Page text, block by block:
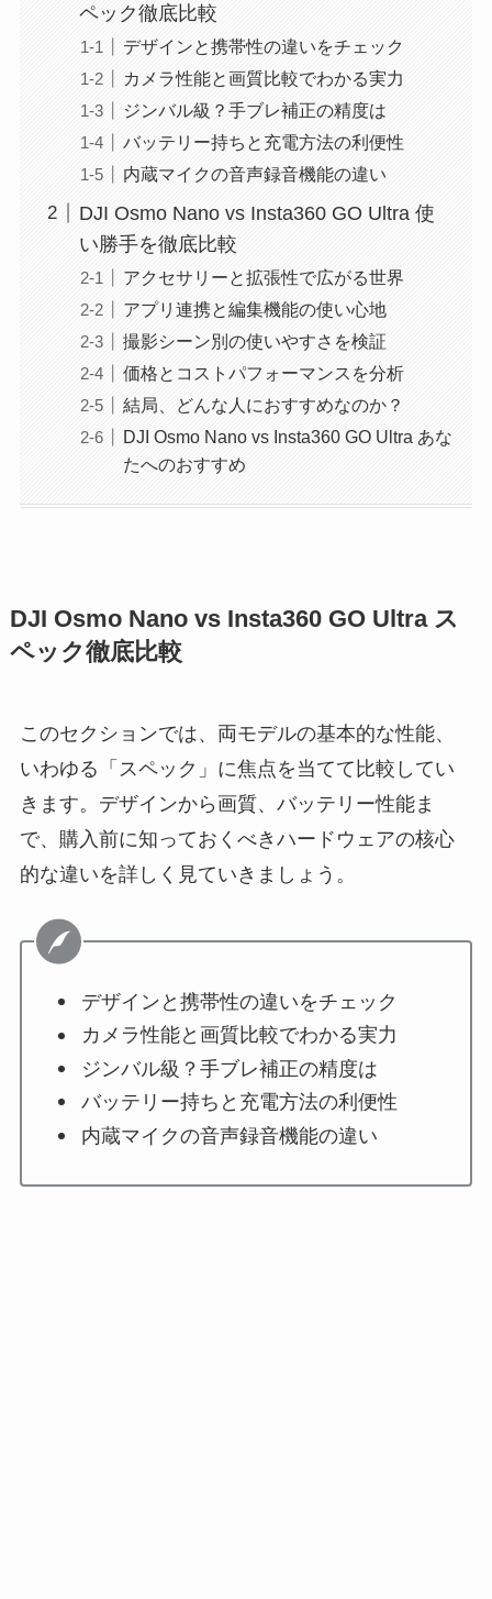
ペック徹底比較
デザインと携帯性の違いをチェック
カメラ性能と画質比較でわかる実力
ジンバル級？手ブレ補正の精度は
バッテリー持ちと充電方法の利便性
内蔵マイクの音声録音機能の違い
DJI Osmo Nano vs Insta360 GO Ultra 使
い勝手を徹底比較
アクセサリーと拡張性で広がる世界
アプリ連携と編集機能の使い心地
撮影シーン別の使いやすさを検証
価格とコストパフォーマンスを分析
結局、どんな人におすすめなのか？
DJI Osmo Nano vs Insta360 GO Ultra あな
たへのおすすめ
DJI Osmo Nano vs Insta360 GO Ultra ス
ペック徹底比較
このセクションでは、両モデルの基本的な性能、
いわゆる「スペック」に焦点を当てて比較してい
きます。デザインから画質、バッテリー性能ま
で、購入前に知っておくべきハードウェアの核心
的な違いを詳しく見ていきましょう。
デザインと携帯性の違いをチェック
カメラ性能と画質比較でわかる実力
ジンバル級？手ブレ補正の精度は
バッテリー持ちと充電方法の利便性
内蔵マイクの音声録音機能の違い